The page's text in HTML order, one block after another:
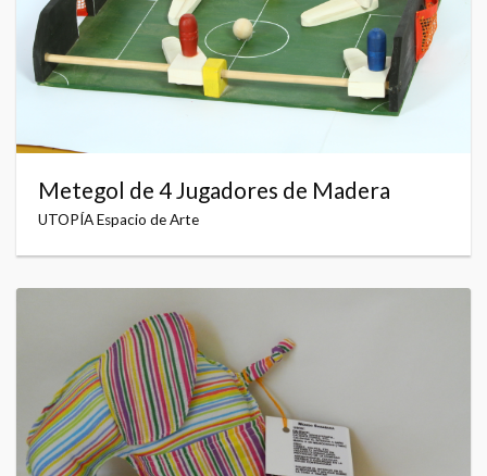
Metegol de 4 Jugadores de Madera
UTOPÍA Espacio de Arte